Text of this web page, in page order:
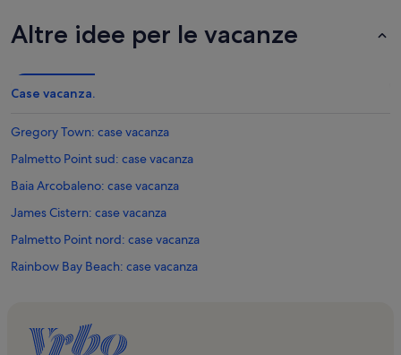
Altre idee per le vacanze
Case vacanza.
Gregory Town: case vacanza
Palmetto Point sud: case vacanza
Baia Arcobaleno: case vacanza
James Cistern: case vacanza
Palmetto Point nord: case vacanza
Rainbow Bay Beach: case vacanza
Alice Town: case vacanza
Gaulding Cay Beach: case vacanza